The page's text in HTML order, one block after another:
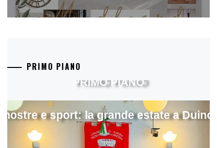
PRIMO PIANO
e sport: la grande estate a
PRIMO PIANO